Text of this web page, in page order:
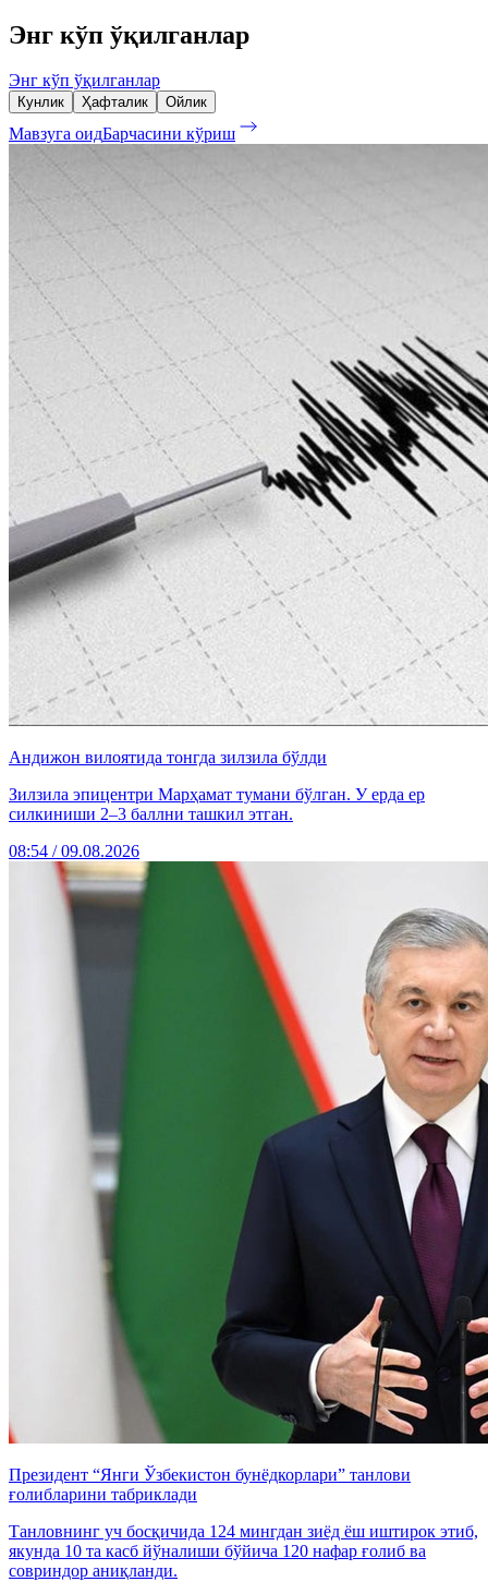
Энг кўп ўқилганлар
Энг кўп ўқилганлар
Кунлик Ҳафталик Ойлик
Мавзуга оидБарчасини кўриш
Андижон вилоятида тонгда зилзила бўлди
Зилзила эпицентри Марҳамат тумани бўлган. У ерда ер
силкиниши 2–3 баллни ташкил этган.
08:54 / 09.08.2026
Президент “Янги Ўзбекистон бунёдкорлари” танлови
ғолибларини табриклади
Танловнинг уч босқичида 124 мингдан зиёд ёш иштирок этиб,
якунда 10 та касб йўналиши бўйича 120 нафар ғолиб ва
совриндор аниқланди.